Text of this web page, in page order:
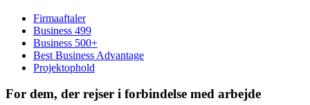
Firmaaftaler
Business 499
Business 500+
Best Business Advantage
Projektophold
For dem, der rejser i forbindelse med arbejde